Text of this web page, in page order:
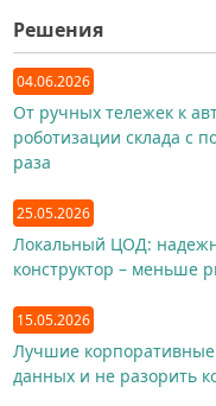
Решения
04.06.2026
От ручных тележек к
роботизации склада с
раза
25.05.2026
Локальный ЦОД:
конструктор – меньше
15.05.2026
Лучшие корпоративные
данных и не разорить